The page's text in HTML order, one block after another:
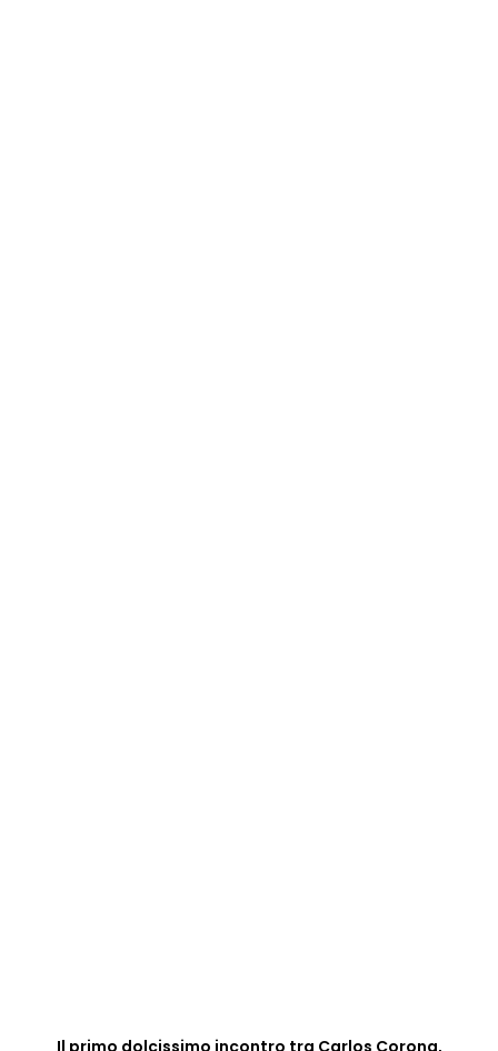
Il primo dolcissimo incontro tra Carlos Corona,